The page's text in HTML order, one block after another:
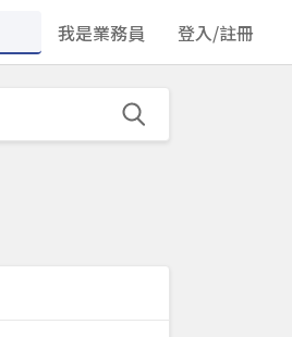
我是業務員 登入/註冊